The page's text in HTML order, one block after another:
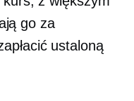
go za
ustaloną